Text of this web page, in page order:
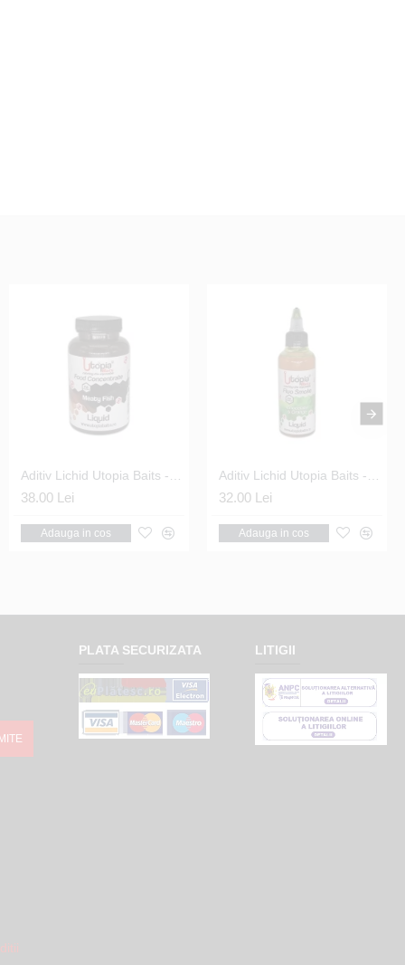
Nada Sensas - 3000 Barbel Formage 1kg
26.00 Lei
Adauga in cos
38.00 Lei
Adauga in cos
32.00 Lei
Adauga in cos
PLATA SECURIZATA LITIGII